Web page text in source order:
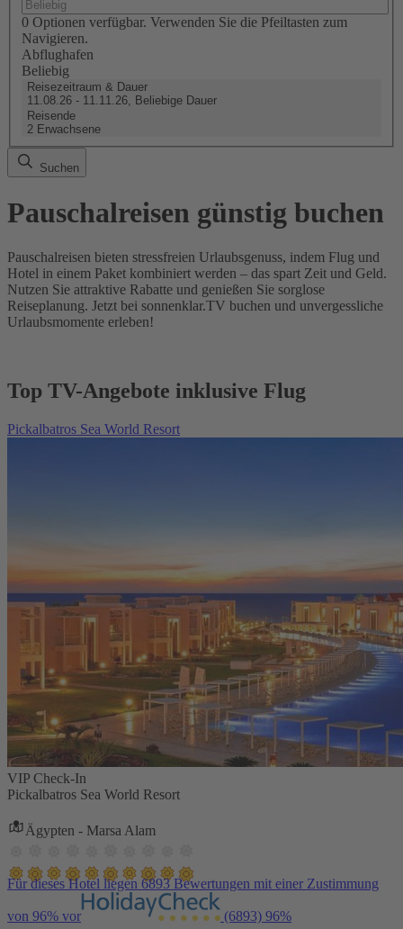
0 Optionen verfügbar. Verwenden Sie die Pfeiltasten zum
Navigieren.
Abflughafen
Beliebig
Reisezeitraum & Dauer
11.08.26 - 11.11.26, Beliebige Dauer
Reisende
2 Erwachsene
Suchen
Pauschalreisen günstig buchen
Pauschalreisen bieten stressfreien Urlaubsgenuss, indem Flug und
Hotel in einem Paket kombiniert werden – das spart Zeit und Geld.
Nutzen Sie attraktive Rabatte und genießen Sie sorglose
Reiseplanung. Jetzt bei sonnenklar.TV buchen und unvergessliche
Urlaubsmomente erleben!
Top TV-Angebote inklusive Flug
Pickalbatros Sea World Resort
VIP Check-In
Pickalbatros Sea World Resort
Ägypten - Marsa Alam
Für dieses Hotel liegen 6893 Bewertungen mit einer Zustimmung
von 96% vor (6893) 96%